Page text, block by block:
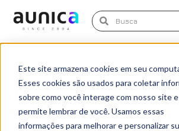
Este site armazena cookies em seu
Esses cookies são usados para coletar
sobre como você interage com nosso site
permite lembrar de você. Usamos essas
informações para melhorar e personalizar
O crescimento do
dados – Matéria Meio
Mensagem